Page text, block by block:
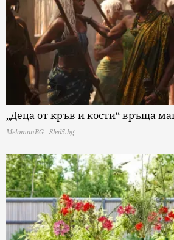
„Деца от кръв и кости“ връща
MelomanBG - Sled5.bg